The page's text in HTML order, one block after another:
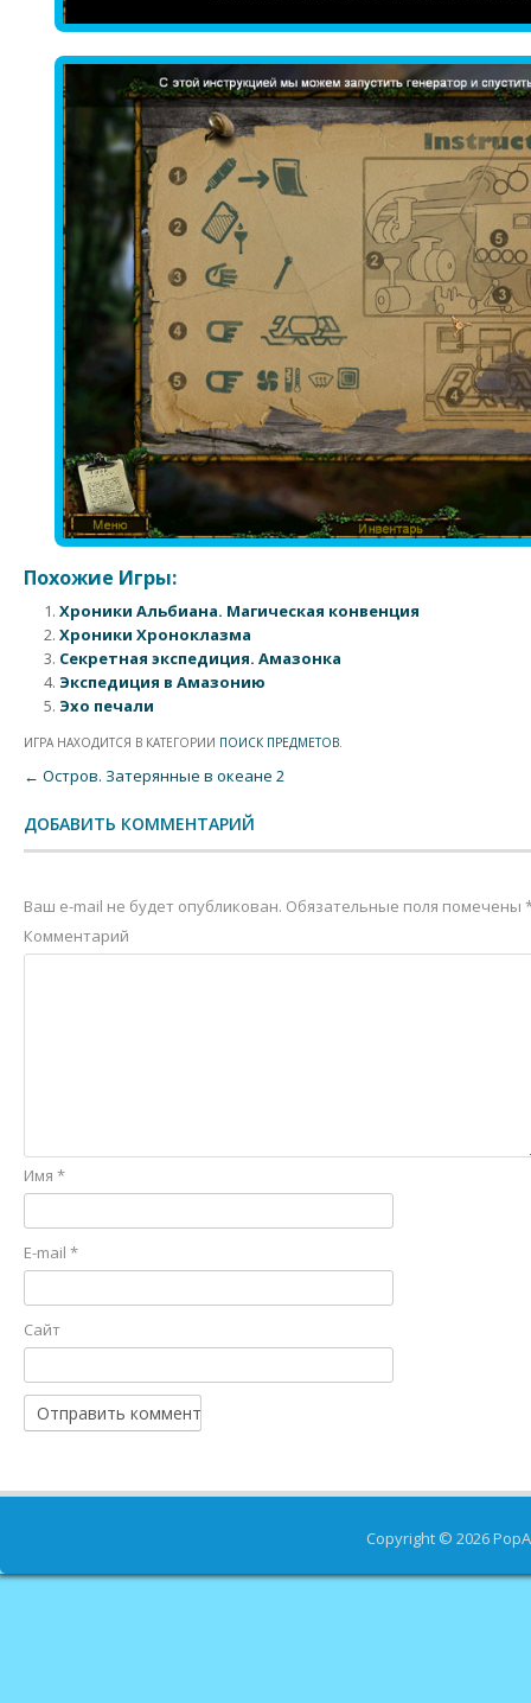
Похожие Игры:
Хроники Альбиана. Магическая конвенция
Хроники Хроноклазма
Секретная экспедиция. Амазонка
Экспедиция в Амазонию
Эхо печали
ИГРА НАХОДИТСЯ В КАТЕГОРИИ ПОИСК ПРЕДМЕТОВ.
Post navigation
← Остров. Затерянные в океане 2
ДОБАВИТЬ КОММЕНТАРИЙ
Ваш e-mail не будет опубликован. Обязательные поля помечены
Комментарий
Имя *
E-mail *
Сайт
Copyright © 2026